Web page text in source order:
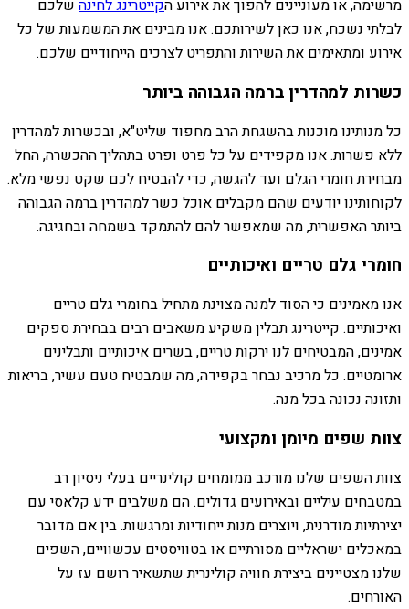
מרשימה, או מעוניינים להפוך את אירוע הקייטרינג לחינה שלכם
לבלתי נשכח, אנו כאן לשירותכם. אנו מבינים את המשמעות של כל
אירוע ומתאימים את השירות והתפריט לצרכים הייחודיים שלכם.
כשרות למהדרין ברמה הגבוהה ביותר
כל מנותינו מוכנות בהשגחת הרב מחפוד שליט"א, ובכשרות למהדרין
ללא פשרות. אנו מקפידים על כל פרט ופרט בתהליך ההכשרה, החל
מבחירת חומרי הגלם ועד להגשה, כדי להבטיח לכם שקט נפשי מלא.
לקוחותינו יודעים שהם מקבלים אוכל כשר למהדרין ברמה הגבוהה
ביותר האפשרית, מה שמאפשר להם להתמקד בשמחה ובחגיגה.
חומרי גלם טריים ואיכותיים
אנו מאמינים כי הסוד למנה מצוינת מתחיל בחומרי גלם טריים
ואיכותיים. קייטרינג תבלין משקיע משאבים רבים בבחירת ספקים
אמינים, המבטיחים לנו ירקות טריים, בשרים איכותיים ותבלינים
ארומטיים. כל מרכיב נבחר בקפידה, מה שמבטיח טעם עשיר, בריאות
ותזונה נכונה בכל מנה.
צוות שפים מיומן ומקצועי
צוות השפים שלנו מורכב ממומחים קולינריים בעלי ניסיון רב
במטבחים עיליים ובאירועים גדולים. הם משלבים ידע קלאסי עם
יצירתיות מודרנית, ויוצרים מנות ייחודיות ומרגשות. בין אם מדובר
במאכלים ישראליים מסורתיים או בטוויסטים עכשוויים, השפים
שלנו מצטיינים ביצירת חוויה קולינרית שתשאיר רושם עז על
האורחים.